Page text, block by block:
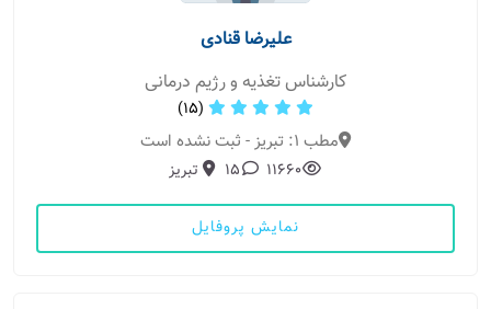
علیرضا قنادی
کارشناس تغذیه و رژیم درمانی
(15)
مطب 1: تبریز - ثبت نشده است
11660
15 تبریز
نمایش پروفایل